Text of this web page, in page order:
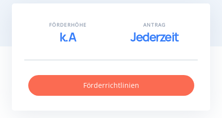
FÖRDERHÖHE
k.A
ANTRAG
Jederzeit
Förderrichtlinien